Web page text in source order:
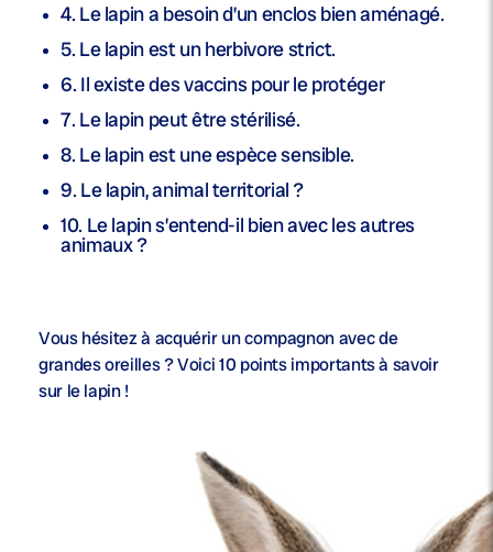
4. Le lapin a besoin d’un enclos bien aménagé.
5. Le lapin est un herbivore strict.
6. Il existe des vaccins pour le protéger
7. Le lapin peut être stérilisé.
8. Le lapin est une espèce sensible.
9. Le lapin, animal territorial ?
10. Le lapin s’entend-il bien avec les autres
animaux ?
Vous hésitez à acquérir un compagnon avec de
grandes oreilles ? Voici 10 points importants à savoir
sur le lapin !